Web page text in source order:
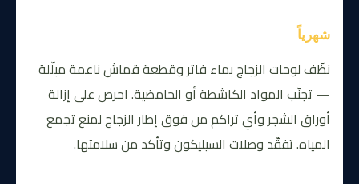
شهرياً
نظّف لوحات الزجاج بماء فاتر وقطعة قماش ناعمة مبلّلة
— تجنّب المواد الكاشطة أو الحامضية. احرص على إزالة
أوراق الشجر وأي تراكم من فوق إطار الزجاج لمنع تجمع
المياه. تفقّد وصلات السيليكون وتأكد من سلامتها.